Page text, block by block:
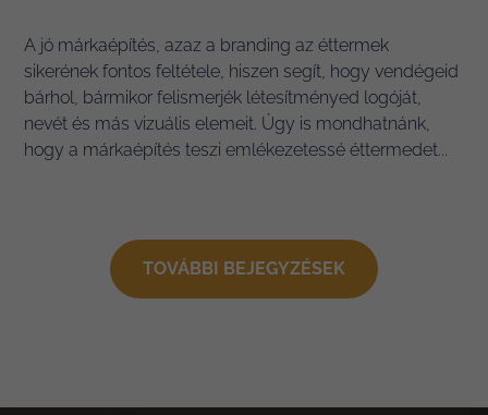
A jó márkaépítés, azaz a branding az éttermek
sikerének fontos feltétele, hiszen segít, hogy vendégeid
bárhol, bármikor felismerjék létesítményed logóját,
nevét és más vizuális elemeit. Úgy is mondhatnánk,
hogy a márkaépítés teszi emlékezetessé éttermedet...
TOVÁBBI BEJEGYZÉSEK